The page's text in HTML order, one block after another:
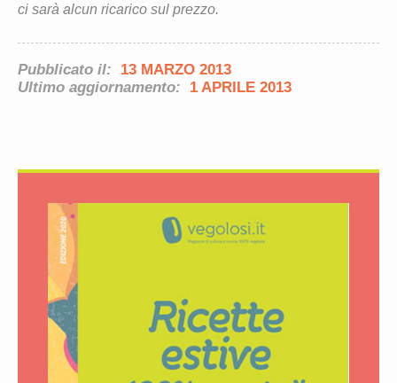
ci sarà alcun ricarico sul prezzo.
Pubblicato il:
13 MARZO 2013
Ultimo aggiornamento:
1 APRILE 2013